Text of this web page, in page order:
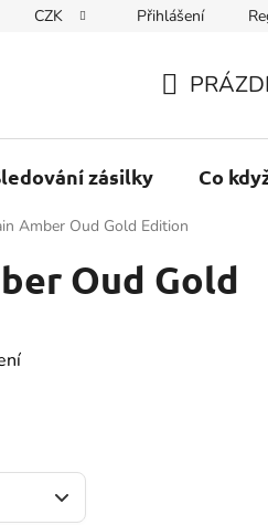
CZK Přihlášení
KOŠÍK
zásilky Co
Amber Oud Gold Edition
Oud Gold